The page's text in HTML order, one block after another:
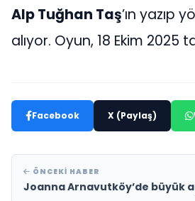
Alp Tuğhan Taş’ın yazıp
alıyor. Oyun, 18 Ekim 2025
Facebook X (Paylaş)
ÖNCEKI HABER
Joanna Arnavutköy’de büyük